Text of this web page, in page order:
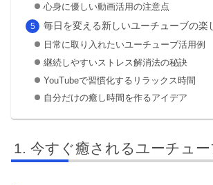
心身に優しい動画活用の注意点
毎日を変える新しいユーチューブの楽
日常に取り入れたいユーチューブ活用例
継続しやすいストレス解消法の秘訣
YouTubeで習慣化するリラックス時間
自分だけの癒し時間を作るアイデア
今すぐ癒されるユーチュ